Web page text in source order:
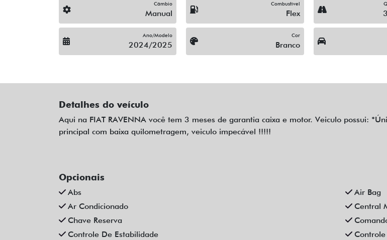
Câmbio
Manual
Combustível
Flex
Ano/Modelo
2024/2025
Cor
Branco
Detalhes do veículo
Aqui na FIAT RAVENNA você tem 3 meses de garantia caixa e motor. Veiculo possui:
principal com baixa quilometragem, veiculo impecável !!!!!
Opcionais
Abs
Air Bag
Ar Condicionado
Central
Chave Reserva
Controle De Estabilidade